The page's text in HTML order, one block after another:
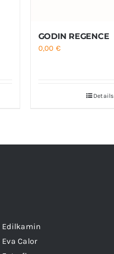
GODIN REGENCE
0,00 €
Details
Edilkamin
Calor